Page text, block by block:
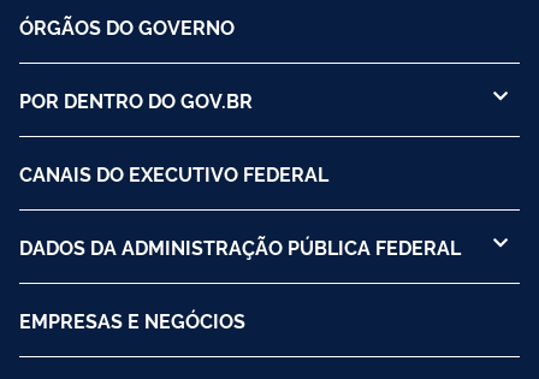
ÓRGÃOS DO GOVERNO
POR DENTRO DO GOV.BR
CANAIS DO EXECUTIVO FEDERAL
DADOS DA ADMINISTRAÇÃO PÚBLICA FEDERAL
EMPRESAS E NEGÓCIOS